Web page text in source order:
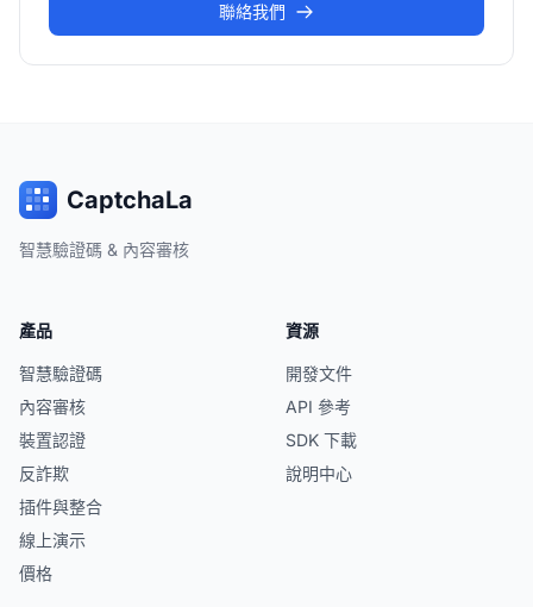
聯絡我們
CaptchaLa
智慧驗證碼 & 內容審核
產品
智慧驗證碼
內容審核
裝置認證
反詐欺
插件與整合
線上演示
價格
資源
開發文件
API 參考
SDK 下載
說明中心